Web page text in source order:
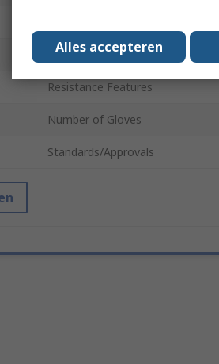
Series
Resistance Features
Number of Gloves
Standards/Approvals
Alles accepteren